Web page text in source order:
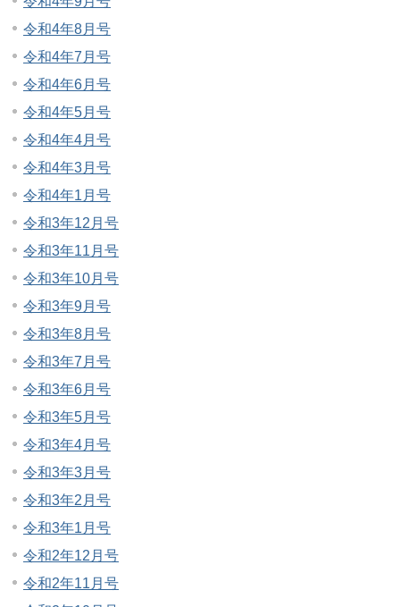
令和4年8月号
令和4年7月号
令和4年6月号
令和4年5月号
令和4年4月号
令和4年3月号
令和4年1月号
令和3年12月号
令和3年11月号
令和3年10月号
令和3年9月号
令和3年8月号
令和3年7月号
令和3年6月号
令和3年5月号
令和3年4月号
令和3年3月号
令和3年2月号
令和3年1月号
令和2年12月号
令和2年11月号